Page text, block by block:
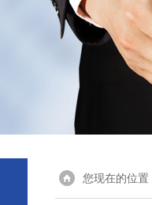
您现在的位置